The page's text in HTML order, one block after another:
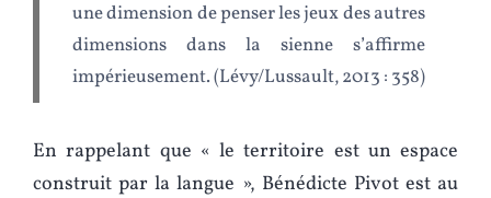
une dimension de penser les jeux des autres
dimensions dans la sienne s’affirme
impérieusement. (Lévy/Lussault, 2013 : 358)
En rappelant que « le territoire est un espace
construit par la langue », Bénédicte Pivot est au